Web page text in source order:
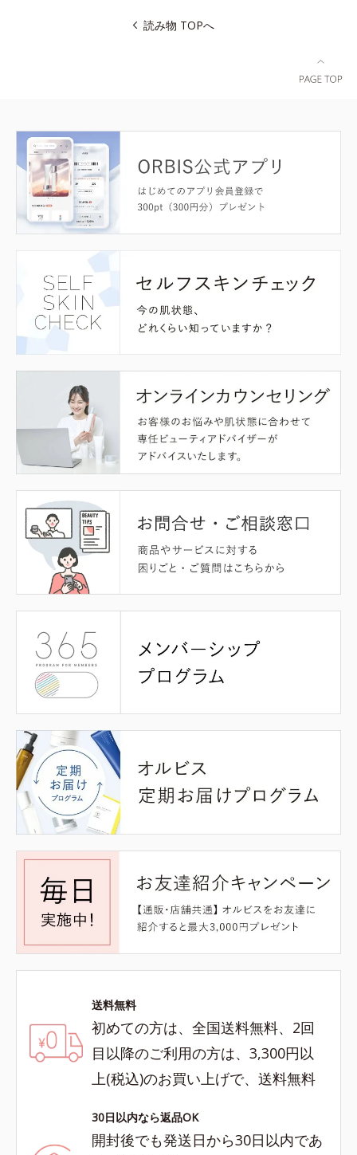
読み物 TOPへ
送料無料
初めての方は、全国送料無料、2回
目以降のご利用の方は、3,300円以
上(税込)のお買い上げで、送料無料
30日以内なら返品OK
開封後でも発送日から30日以内であ